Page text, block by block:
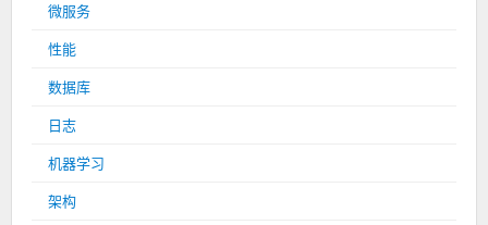
微服务
性能
数据库
日志
机器学习
架构